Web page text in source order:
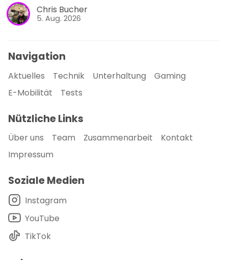
Chris Bucher
5. Aug. 2026
Navigation
Aktuelles Technik Unterhaltung
Gaming
E-Mobilität
Tests
Nützliche Links
Über uns Team Zusammenarbeit
Kontakt
Impressum
Soziale Medien
Instagram
YouTube
TikTok